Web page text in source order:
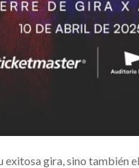
gira, sino también